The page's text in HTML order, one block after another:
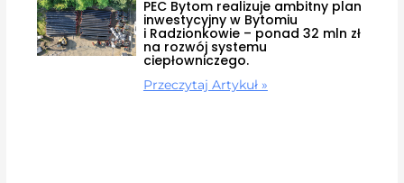
PEC Bytom realizuje ambitny plan
inwestycyjny w Bytomiu
i Radzionkowie – ponad 32 mln zł
na rozwój systemu
ciepłowniczego.
Przeczytaj Artykuł »